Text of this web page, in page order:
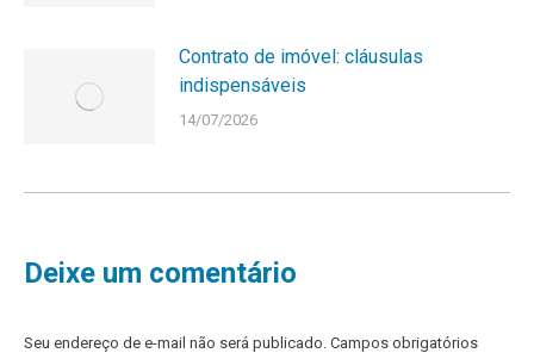
Contrato de imóvel: cláusulas
indispensáveis
14/07/2026
Deixe um comentário
Seu endereço de e-mail não será publicado. Campos obrigatórios